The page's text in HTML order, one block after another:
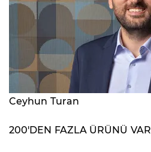
Ceyhun Turan
200'DEN FAZLA ÜRÜNÜ VAR